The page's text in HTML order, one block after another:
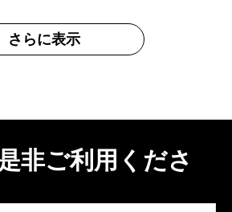
さらに表示
非ご利用くださ